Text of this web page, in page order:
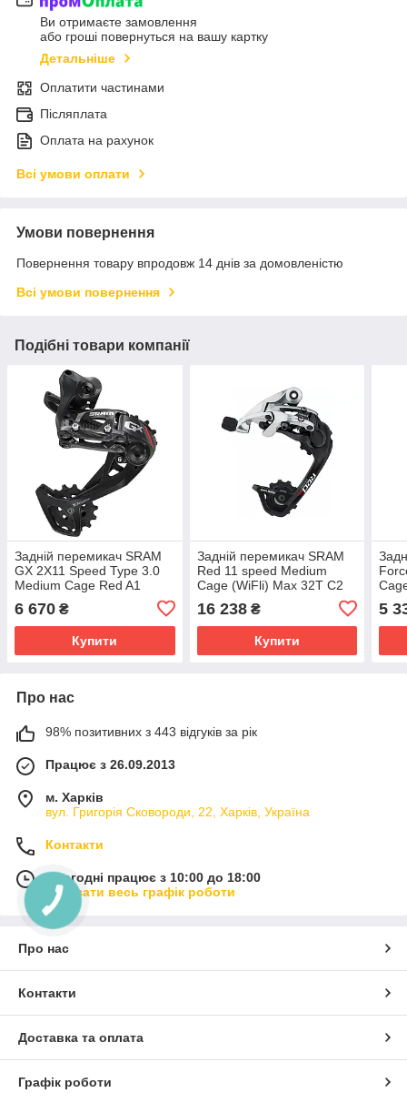
Ви отримаєте замовлення
або гроші повернуться на вашу картку
Детальніше
Оплатити частинами
Післяплата
Оплата на рахунок
Всі умови оплати
Умови повернення
Повернення товару впродовж 14 днів за домовленістю
Всі умови повернення
Подібні товари компанії
Задній перемикач SRAM
GX 2X11 Speed Type 3.0
Medium Cage Red A1
6 670 ₴
Купити
Задній перемикач SRAM
Red 11 speed Medium
Cage (WiFli) Max 32T C2
16 238₴
Купити
5
Про нас
98% позитивних з 443 відгуків за рік
Працює з 26.09.2013
м. Харків
вул. Григорія Сковороди, 22, Харків, Україна
Контакти
Сьогодні працює з 10:00 до 18:00
Показати весь графік роботи
Про нас
Контакти
Доставка та оплата
Графік роботи